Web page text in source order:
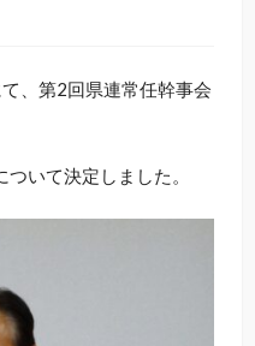
、第2回県連常任幹事会
いて決定しました。